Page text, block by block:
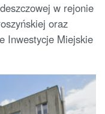
w rejonie
oraz
Inwestycje Miejskie